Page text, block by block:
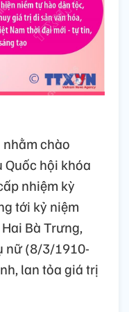
chào
hội khóa
nhiệm kỳ
tới kỷ niệm
Bà Trưng,
nữ (8/3/1910-
lan tỏa giá trị